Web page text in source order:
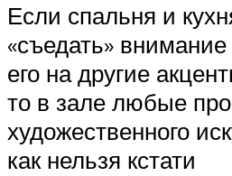
Если спальня и
«съедать»
его на другие
то в зале любые
художественного
как нельзя кстати